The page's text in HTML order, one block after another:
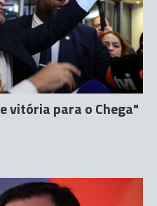
vitória para o Chega"